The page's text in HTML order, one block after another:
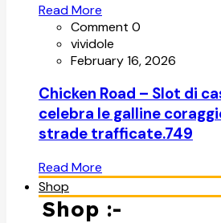
Read More
Comment 0
vividole
February 16, 2026
Chicken Road – Slot di
celebra le galline
strade trafficate.749
Read More
Shop
Shop :-